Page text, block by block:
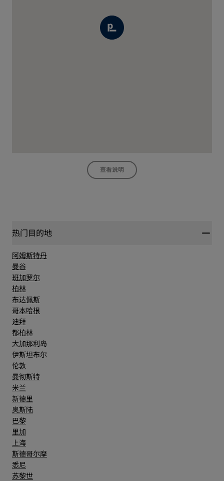
查看说明
热门目的地
阿姆斯特丹
曼谷
班加罗尔
柏林
布达佩斯
哥本哈根
迪拜
都柏林
大加那利岛
伊斯坦布尔
伦敦
曼彻斯特
米兰
新德里
奥斯陆
巴黎
里加
上海
斯德哥尔摩
悉尼
苏黎世